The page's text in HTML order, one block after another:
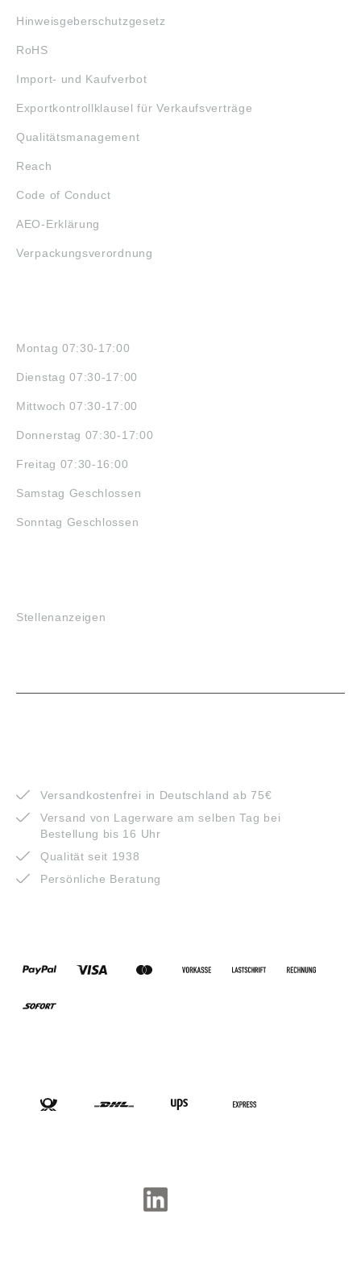
Hinweisgeberschutzgesetz
RoHS
Import- und Kaufverbot
Exportkontrollklausel für Verkaufsverträge
Qualitätsmanagement
Reach
Code of Conduct
AEO-Erklärung
Verpackungsverordnung
Montag 07:30-17:00
Dienstag 07:30-17:00
Mittwoch 07:30-17:00
Donnerstag 07:30-17:00
Freitag 07:30-16:00
Samstag Geschlossen
Sonntag Geschlossen
Stellenanzeigen
Versandkostenfrei in Deutschland ab 75€
Versand von Lagerware am selben Tag bei
Bestellung bis 16 Uhr
Qualität seit 1938
Persönliche Beratung